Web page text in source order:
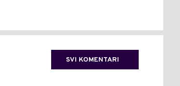
SVI KOMENTARI